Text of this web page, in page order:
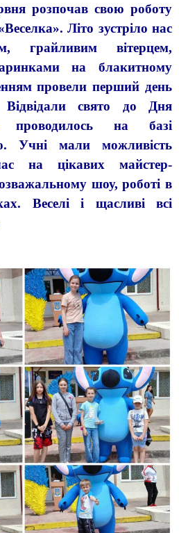
розпочав свою роботу
Літо зустріло нас
грайливим вітерцем,
на блакитному
провели перший день
Відвідали свято до Дня
проводилось на базі
Учні мали можливість
на цікавих майстер-
шоу, роботі в
Веселі і щасливі всі